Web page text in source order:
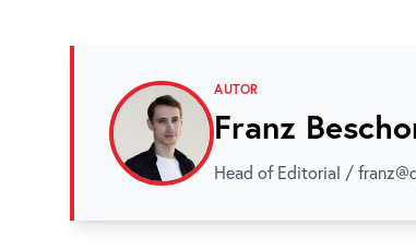
AUTOR
Franz
Head of Editorial /